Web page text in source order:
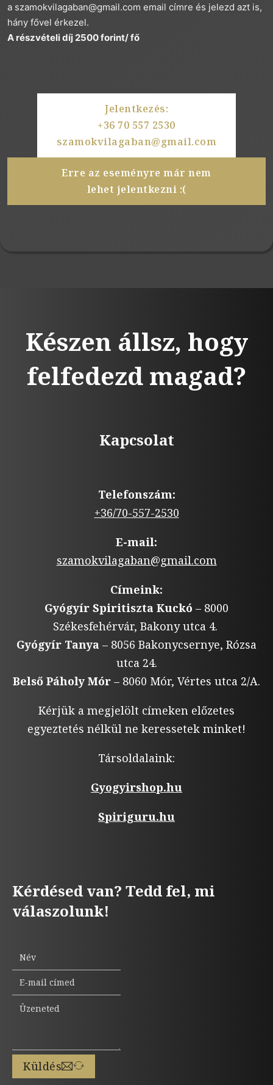
a szamokvilagaban@gmail.com email címre és jelezd azt is,
hány fővel érkezel.
A részvételi díj 2500 forint/ fő
Jelentkezés:
+36 70 557 2530
szamokvilagaban@gmail.com
Erre az eseményre már nem
lehet jelentkezni :(
Készen állsz, hogy
felfedezd magad?
Kapcsolat
Telefonszám:
+36/70-557-2530
E-mail:
szamokvilagaban@gmail.com
Címeink:
Gyógyír Spiritiszta Kuckó – 8000
Székesfehérvár, Bakony utca 4.
Gyógyír Tanya – 8056 Bakonycsernye, Rózsa
utca 24.
Belső Páholy Mór – 8060 Mór, Vértes utca 2/A.
Kérjük a megjelölt címeken előzetes
egyeztetés nélkül ne keressetek minket!
Társoldalaink:
Gyogyirshop.hu
Spiriguru.hu
Kérdésed van? Tedd fel, mi
válaszolunk!
Küldés